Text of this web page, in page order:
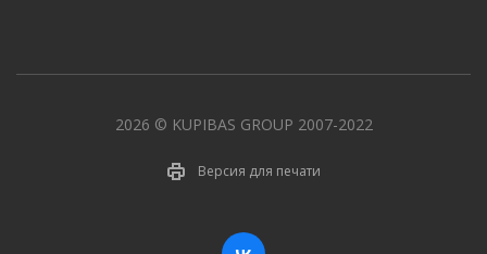
2026 © KUPIBAS GROUP 2007-2022
Версия для печати